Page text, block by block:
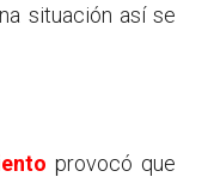
situación así se
provocó que